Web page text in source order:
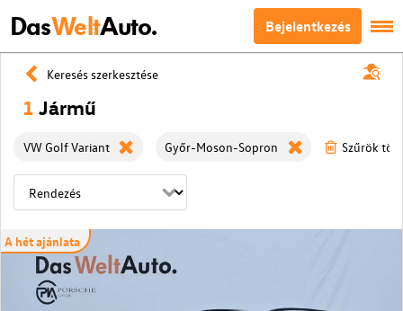
DasWeltAuto. Bejelentkezés
Keresés szerkesztése
1 Jármű
VW Golf Variant Győr-Moson-Sopron Szűrök
A hét ajánlata